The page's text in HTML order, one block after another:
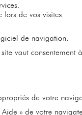
lors de vos visites.
de navigation.
vaut consentement
de votre
» de votre